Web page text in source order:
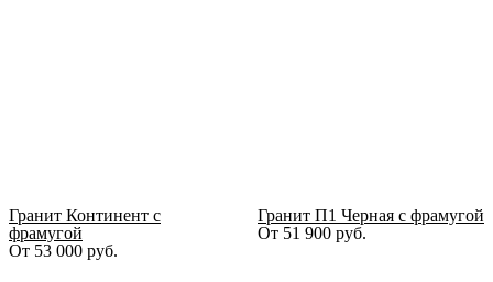
Гранит Континент с
фрамугой
От 53 000 руб.
Гранит П1 Черная с фрамугой
От 51 900 руб.